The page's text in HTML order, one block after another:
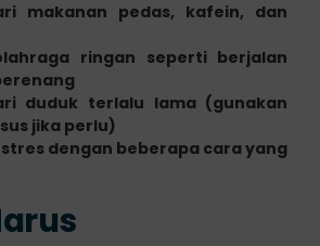
makanan pedas, kafein, dan
ringan seperti berjalan
duduk terlalu lama (gunakan
jika perlu)
dengan beberapa cara yang